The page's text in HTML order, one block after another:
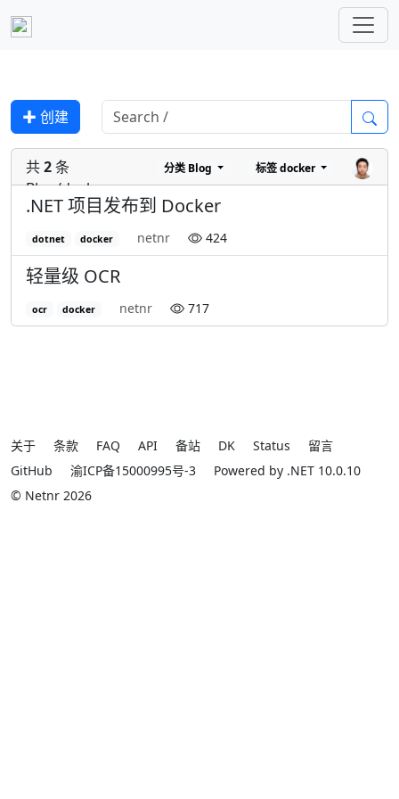
✚ 创建
共2条
Blog/docker
分类 Blog 标签docker
.NET 项目发布到 Docker
dotnet docker netnr 424
轻量级 OCR
ocr docker netnr 717
关于 条款 FAQ API 备站 DK Status
留言
GitHub
渝ICP备15000995号-3
Powered by .NET 10.0.10
© Netnr 2026